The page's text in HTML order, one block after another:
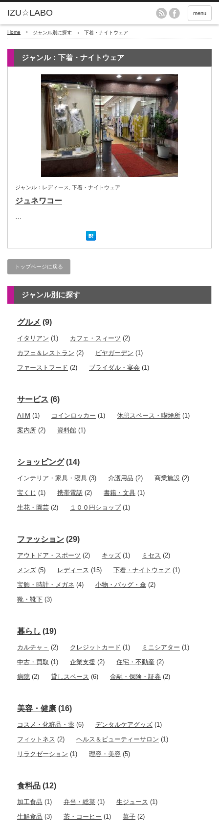
menu
Home ジャンル別に探す 下着・ナイトウェア
ジャンル：下着・ナイトウェア
ジャンル： レディース 下着・ナイトウェア
ジュネワコー
…
トップページに戻る
ジャンル別に探す
グルメ (9)
イタリアン (1) カフェ・スィーツ (2)
カフェ＆レストラン (2) ビヤガーデン (1)
ファーストフード (2) ブライダル・宴会 (1)
サービス (6)
ATM (1) コインロッカー (1) 休憩スペース・喫煙所 (1)
案内所 (2) 資料館 (1)
ショッピング(14)
インテリア・家具・寝具 (3) 介護用品 (2) 商業施設 (2)
宝くじ (1) 携帯電話 (2) 書籍・文具 (1)
生花・園芸 (2) １００円ショップ(1)
ファッション (29)
アウトドア・スポーツ (2) キッズ (1) ミセス (2)
メンズ (5) レディース (15) 下着・ナイトウェア (1)
宝飾・時計・メガネ (4) 小物・バッグ・傘 (2)
靴・靴下 (3)
暮らし (19)
カルチャ－ (2) クレジットカード (1) ミニシアター (1)
中古・買取 (1) 企業支援 (2) 住宅・不動産 (2)
病院 (2) 貸しスペース (6) 金融・保険・証券 (2)
美容・健康 (16)
コスメ・化粧品・薬 (6) デンタルケアグッズ (1)
フィットネス (2) ヘルス＆ビューティーサロン (1)
リラクゼーション (1) 理容・美容 (5)
食料品 (12)
加工食品 (1) 弁当・総菜 (1) 生ジュース (1)
生鮮食品 (3) 茶・コーヒー (1) 菓子 (2)